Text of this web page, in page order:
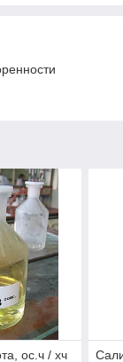
ос.ч / хч